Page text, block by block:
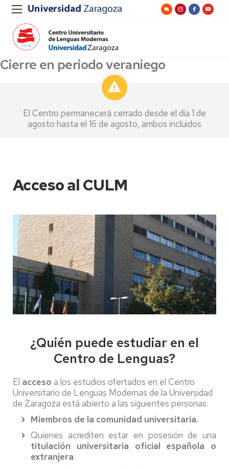
Cierre en periodo veraniego
El Centro permanecerá cerrado desde el día 1 de
agosto hasta el 16 de agosto, ambos incluidos
Acceso al CULM
¿Quién puede estudiar en el
Centro de Lenguas?
El acceso a los estudios ofertados en el Centro
Universitario de Lenguas Modernas de la Universidad
de Zaragoza está abierto a las siguientes personas:
Miembros de la comunidad universitaria.
Quienes acrediten estar en posesión de una
titulación universitaria oficial española o
extranjera.